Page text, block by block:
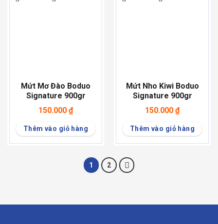
Mứt Mơ Đào Boduo
Signature 900gr
150.000 ₫
Thêm vào giỏ hàng
Mứt Nho Kiwi Boduo
Signature 900gr
150.000 ₫
Thêm vào giỏ hàng
1 2